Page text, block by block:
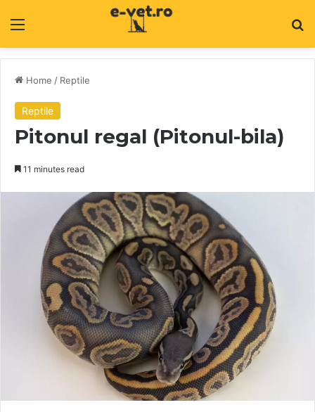
Home / Reptile
Reptile
Pitonul regal (Pitonul-bila)
11 minutes read